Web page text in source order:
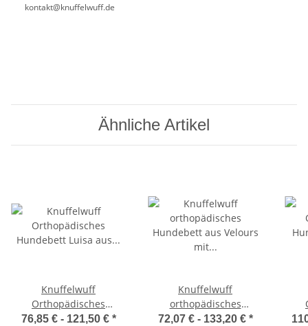
kontakt@knuffelwuff.de
Ähnliche Artikel
Knuffelwuff
Orthopädisches
Hundebett Luisa aus
76,85 € - 121,50 € *
Knuffelwuff
orthopädisches
Hundebett aus Velours
72,07 € - 133,20 € *